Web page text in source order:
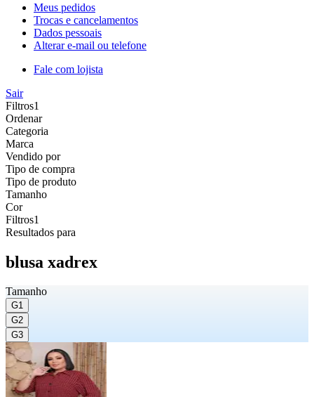
Meus pedidos
Trocas e cancelamentos
Dados pessoais
Alterar e-mail ou telefone
Fale com lojista
Sair
Filtros1
Ordenar
Categoria
Marca
Vendido por
Tipo de compra
Tipo de produto
Tamanho
Cor
Filtros1
Resultados para
blusa xadrex
Tamanho
G1
G2
G3